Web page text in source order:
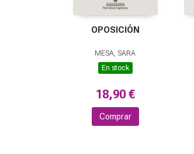
OPOSICIÓN
MESA, SARA
En stock
18,90 €
Comprar